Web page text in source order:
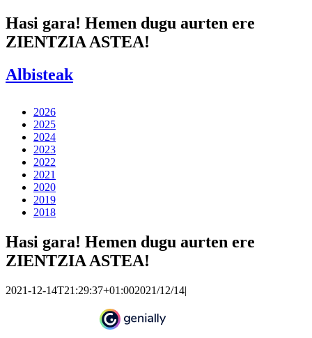
Hasi gara! Hemen dugu aurten ere
ZIENTZIA ASTEA!
Albisteak
2026
2025
2024
2023
2022
2021
2020
2019
2018
Hasi gara! Hemen dugu aurten ere
ZIENTZIA ASTEA!
2021-12-14T21:29:37+01:002021/12/14|